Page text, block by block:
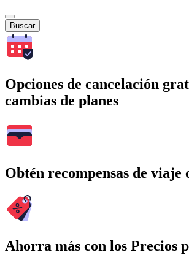
Buscar
Opciones de cancelación
cambias de planes
Obtén recompensas de viaje
Ahorra más con los Precios